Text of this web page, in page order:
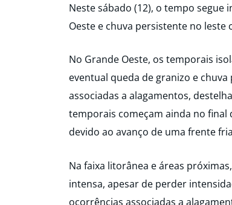
Neste sábado (12), o tempo segue
Oeste e chuva persistente no leste
No Grande Oeste, os temporais
eventual queda de granizo e
associadas a alagamentos,
temporais começam ainda no
devido ao avanço de uma frente
Na faixa litorânea e áreas
intensa, apesar de perder
ocorrências associadas a